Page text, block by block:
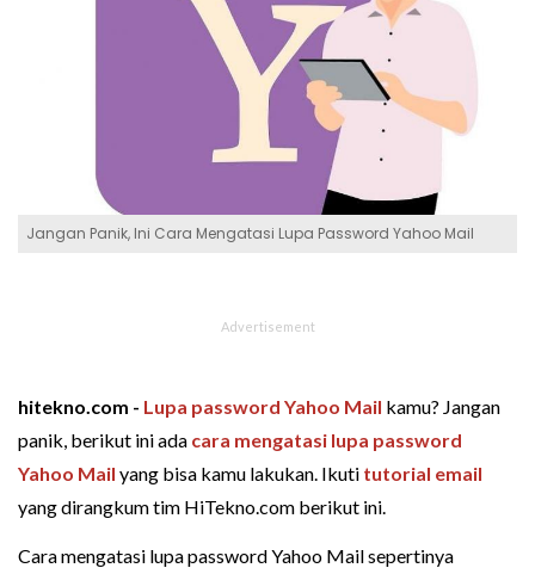
Jangan Panik, Ini Cara Mengatasi Lupa Password Yahoo Mail
hitekno.com - Lupa password Yahoo Mail kamu? Jangan
panik, berikut ini ada cara mengatasi lupa password
Yahoo Mail yang bisa kamu lakukan. Ikuti tutorial email
yang dirangkum tim HiTekno.com berikut ini.
Cara mengatasi lupa password Yahoo Mail sepertinya